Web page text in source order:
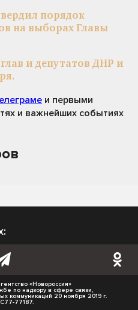
порядок
на выборах Главы
и депутатов ДНР и
и первыми
и важнейших событиях
«Новороссия»
по надзору в сфере связи,
коммуникаций 20 ноября 2019 г.
77187.